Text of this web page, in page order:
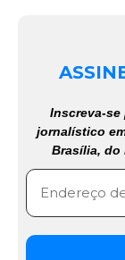
Inscreva-se
jornalístico
Brasília, do